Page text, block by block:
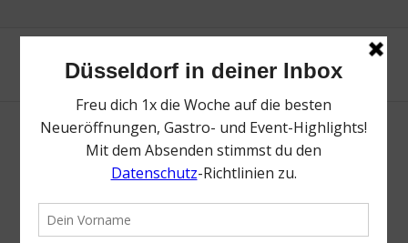
Charcuterie Düsseldorf | Mr. Düsseldorf |